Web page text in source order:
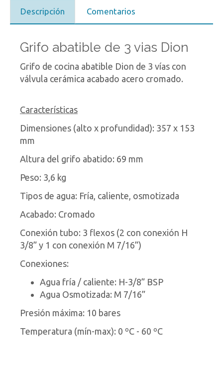
Descripción Comentarios
Grifo abatible de 3 vias Dion
Grifo de cocina abatible Dion de 3 vías con
válvula cerámica acabado acero cromado.
Características
Dimensiones (alto x profundidad): 357 x 153
mm
Altura del grifo abatido: 69 mm
Peso: 3,6 kg
Tipos de agua: Fría, caliente, osmotizada
Acabado: Cromado
Conexión tubo: 3 flexos (2 con conexión H
3/8” y 1 con conexión M 7/16”)
Conexiones:
Agua fría / caliente: H-3/8” BSP
Agua Osmotizada: M 7/16”
Presión máxima: 10 bares
Temperatura (mín-max): 0 ºC - 60 ºC